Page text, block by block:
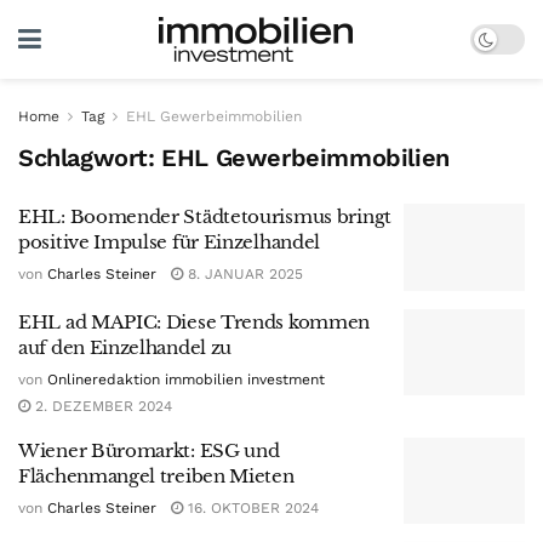
Home Tag EHL Gewerbeimmobilien
Schlagwort: EHL Gewerbeimmobilien
EHL: Boomender Städtetourismus bringt
positive Impulse für Einzelhandel
von Charles Steiner 8. JANUAR 2025
EHL ad MAPIC: Diese Trends kommen
auf den Einzelhandel zu
von Onlineredaktion immobilien investment
2. DEZEMBER 2024
Wiener Büromarkt: ESG und
Flächenmangel treiben Mieten
von Charles Steiner 16. OKTOBER 2024